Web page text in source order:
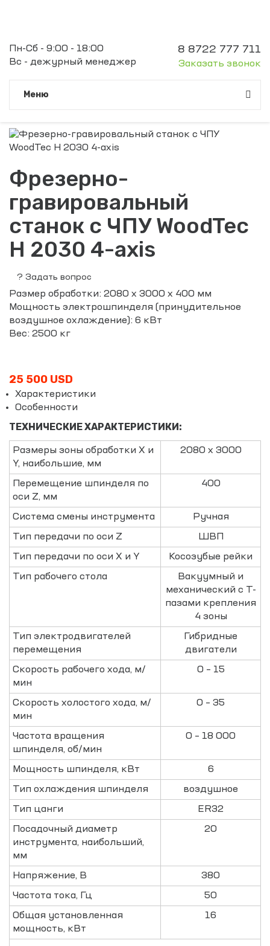
Пн-Сб - 9:00 - 18:00
Вс - дежурный менеджер
8 8722 777 711
Заказать звонок
Meню
Фрезерно-
гравировальный
станок с ЧПУ WoodTec
H 2030 4-axis
? Задать вопрос
Размер обработки: 2080 х 3000 х 400 мм
Мощность электрошпинделя (принудительное
воздушное охлаждение): 6 кВт
Вес: 2500 кг
25 500 USD
Характеристики
Особенности
ТЕХНИЧЕСКИЕ ХАРАКТЕРИСТИКИ:
Размеры зоны обработки X и
Y, наибольшие, мм
2080 х 3000
Перемещение шпинделя по
оси Z, мм
400
Система смены инструмента Ручная
Тип передачи по оси Z ШВП
Тип передачи по оси X и Y Косозубые рейки
Тип рабочего стола
Вакуумный и
механический с T-
пазами крепления
4 зоны
Тип электродвигателей
перемещения
Гибридные
двигатели
Скорость рабочего хода, м/
мин
0 – 15
Скорость холостого хода, м/
мин
0 – 35
Частота вращения
шпинделя, об/мин
0 – 18 000
Мощность шпинделя, кВт 6
Тип охлаждения шпинделя воздушное
Тип цанги ER32
Посадочный диаметр
инструмента, наибольший,
мм
20
Напряжение, В 380
Частота тока, Гц 50
Общая установленная
мощность, кВт
16